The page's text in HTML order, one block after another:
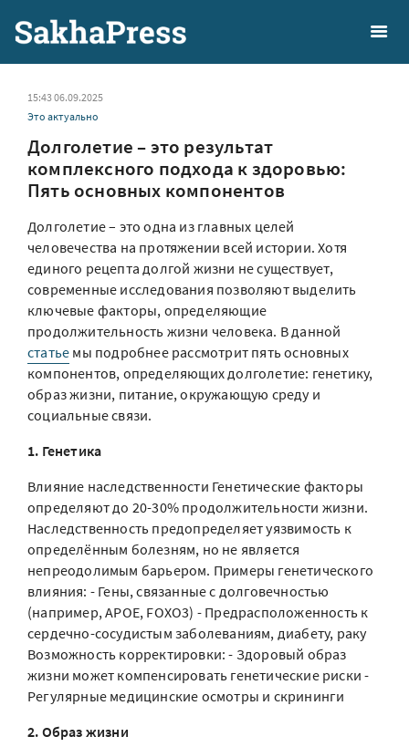
15:43 06.09.2025
Это актуально
Долголетие – это результат
комплексного подхода к здоровью:
Пять основных компонентов
Долголетие – это одна из главных целей
человечества на протяжении всей истории. Хотя
единого рецепта долгой жизни не существует,
современные исследования позволяют выделить
ключевые факторы, определяющие
продолжительность жизни человека. В данной
статье мы подробнее рассмотрит пять основных
компонентов, определяющих долголетие: генетику,
образ жизни, питание, окружающую среду и
социальные связи.
1. Генетика
Влияние наследственности Генетические факторы
определяют до 20-30% продолжительности жизни.
Наследственность предопределяет уязвимость к
определённым болезням, но не является
непреодолимым барьером. Примеры генетического
влияния: - Гены, связанные с долговечностью
(например, APOE, FOXO3) - Предрасположенность к
сердечно-сосудистым заболеваниям, диабету, раку
Возможность корректировки: - Здоровый образ
жизни может компенсировать генетические риски -
Регулярные медицинские осмотры и скрининги
2. Образ жизни